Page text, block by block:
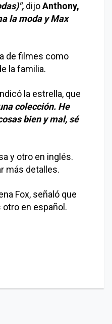
dijoAnthony,
la moda y Max
de filmes como
la familia.
la estrella, que
colección. He
bien y mal, sé
y otro en inglés.
más detalles.
Fox, señaló que
otro en español.